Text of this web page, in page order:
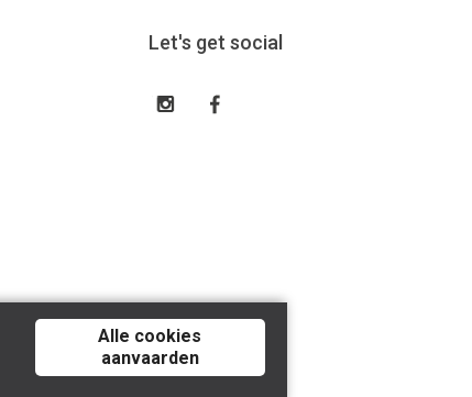
Let's get social
Alle cookies
aanvaarden